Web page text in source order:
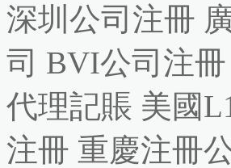
深圳公司注冊
司 BVI公司注冊
代理記賬 美國
注冊 重慶注冊